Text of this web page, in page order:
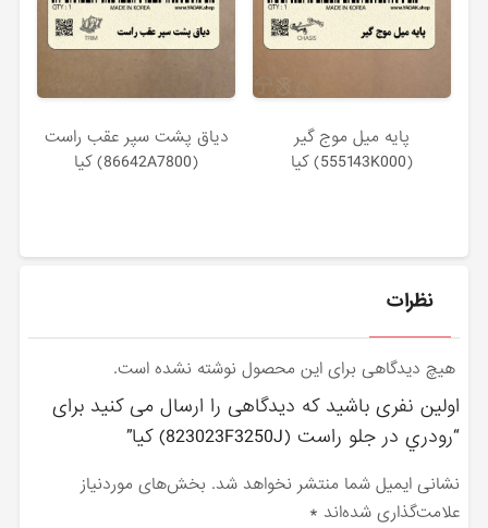
پايه ميل موج گير
(555143K000) کیا
دياق پشت سپر عقب راست
(86642A7800) کیا
نظرات
هیچ دیدگاهی برای این محصول نوشته نشده است.
اولین نفری باشید که دیدگاهی را ارسال می کنید برای
“رودري در جلو راست (823023F3250J) کیا”
نشانی ایمیل شما منتشر نخواهد شد. بخش‌های موردنیاز
علامت‌گذاری شده‌اند *